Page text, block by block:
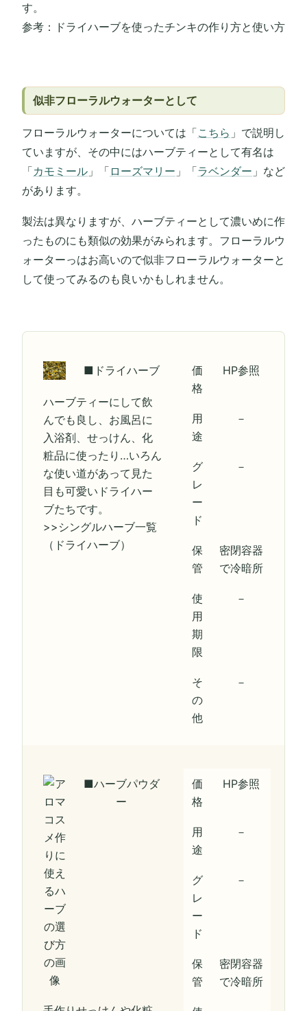
す。
参考：ドライハーブを使ったチンキの作り方と使い方
似非フローラルウォーターとして
フローラルウォーターについては「こちら 」で説明し
ていますが、その中にはハーブティーとして有名は
「カモミール 」「 ローズマリー 」「ラベンダー 」など
があります。
製法は異なりますが、ハーブティーとして濃いめに作
ったものにも類似の効果がみられます。フローラルウ
ォーターっはお高いので似非フローラルウォーターと
して使ってみるのも良いかもしれません。
■ドライハーブ
ハーブティーにして飲
んでも良し、お風呂に
入浴剤、せっけん、化
粧品に使ったり…いろん
な使い道があって見た
目も可愛いドライハー
ブたちです。
>>シングルハーブ一覧
（ドライハーブ）
価
格
HP参照
用
途
－
グ
レ
ー
ド
－
保
管
密閉容器
で冷暗所
使
用
期
限
－
そ
の
他
－
■ハーブパウダ
ー
価
格
HP参照
用
途
－
グ
レ
ー
ド
－
保
管
密閉容器
で冷暗所